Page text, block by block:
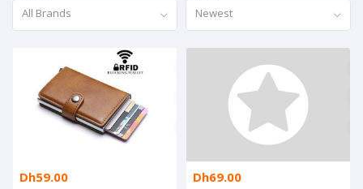
All Brands
Newest
Dh59.00 Dh69.00